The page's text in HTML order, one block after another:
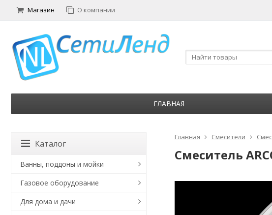
Магазин О компании
ГЛАВНАЯ
Главная Смесители
Смеситель
Каталог
Ванны, поддоны и мойки
Газовое оборудование
Для дома и дачи